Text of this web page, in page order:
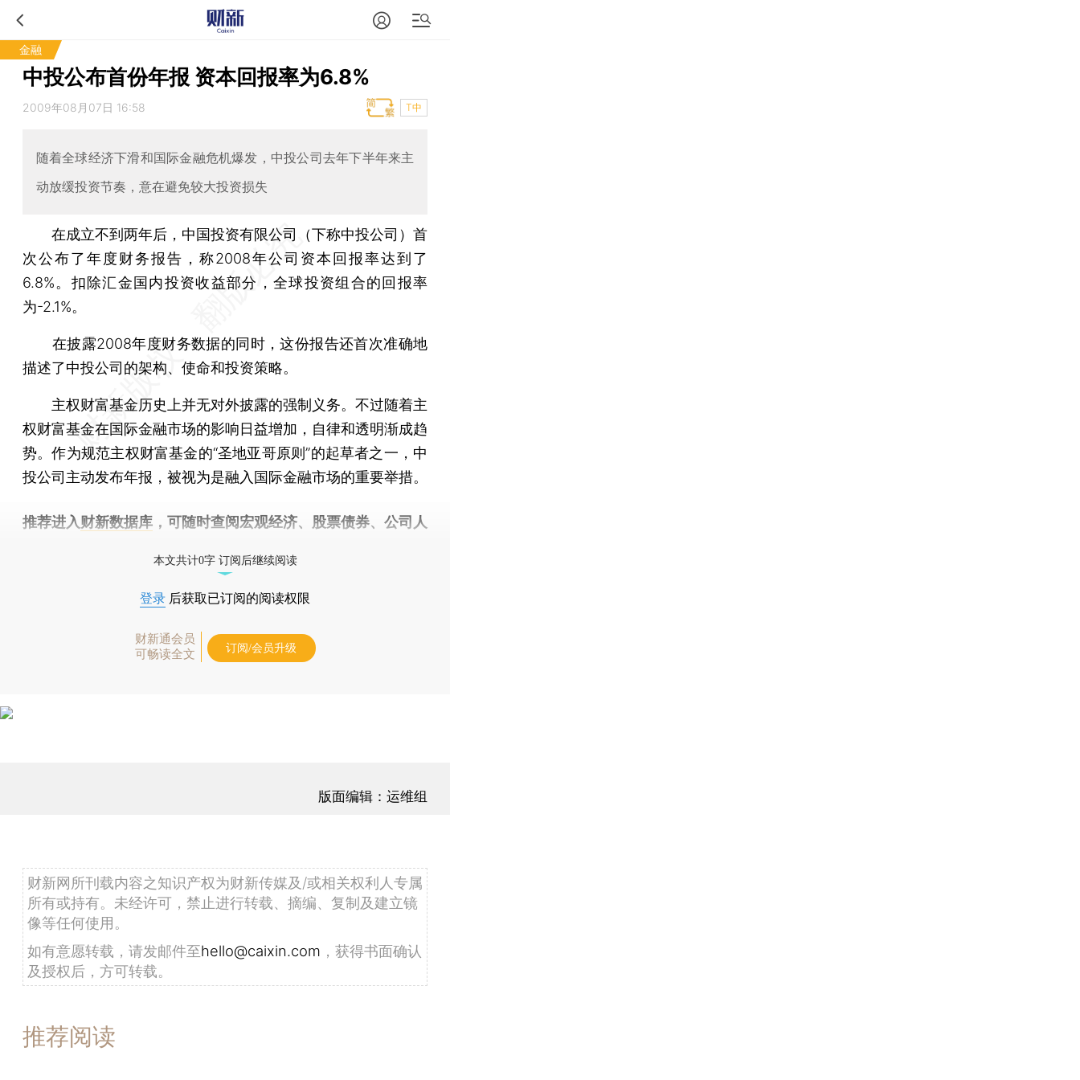
金融
中投公布首份年报 资本回报率为6.8%
2009年08月07日 16:58 T中
随着全球经济下滑和国际金融危机爆发，中投公司去年下半年来主
动放缓投资节奏，意在避免较大投资损失
在成立不到两年后，中国投资有限公司（下称中投公司）首
次公布了年度财务报告，称2008年公司资本回报率达到了
6.8%。扣除汇金国内投资收益部分，全球投资组合的回报率
为-2.1%。
在披露2008年度财务数据的同时，这份报告还首次准确地
描述了中投公司的架构、使命和投资策略。
主权财富基金历史上并无对外披露的强制义务。不过随着主
权财富基金在国际金融市场的影响日益增加，自律和透明渐成趋
势。作为规范主权财富基金的“圣地亚哥原则”的起草者之一，中
投公司主动发布年报，被视为是融入国际金融市场的重要举措。
推荐进入财新数据库 ，可随时查阅宏观经济、股票债券、公司人
本文共计0字 订阅后继续阅读
登录 后获取已订阅的阅读权限
财新通会员
可畅读全文
订阅/会员升级
版面编辑：运维组
财新网所刊载内容之知识产权为财新传媒及/或相关权利人专属
所有或持有。未经许可，禁止进行转载、摘编、复制及建立镜
像等任何使用。
如有意愿转载，请发邮件至hello@caixin.com ，获得书面确认
及授权后，方可转载。
推荐阅读